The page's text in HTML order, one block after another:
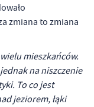
zmiana to zmiana
mieszkańców.
na niszczenie
To co jest
jeziorem, łąki